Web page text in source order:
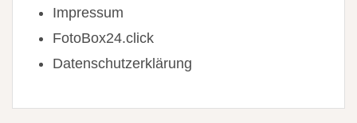
Impressum
FotoBox24.click
Datenschutzerklärung